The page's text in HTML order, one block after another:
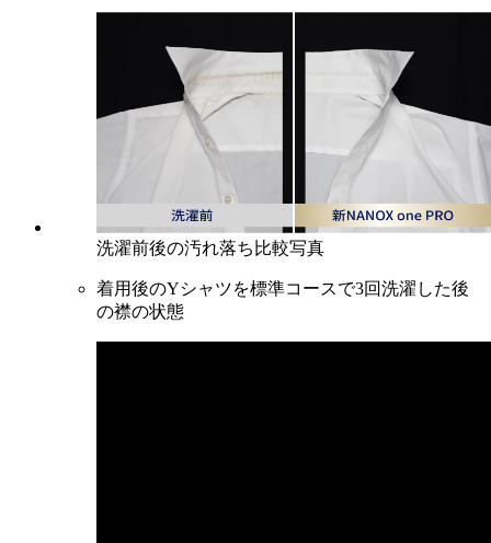
洗濯前後の汚れ落ち比較写真
着用後のYシャツを標準コースで3回洗濯した後
の襟の状態